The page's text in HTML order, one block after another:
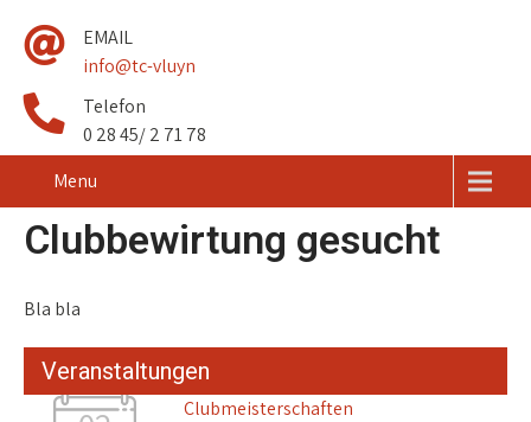
EMAIL
info@tc-vluyn
Telefon
0 28 45/ 2 71 78
Menu
Clubbewirtung gesucht
Bla bla
Veranstaltungen
Clubmeisterschaften